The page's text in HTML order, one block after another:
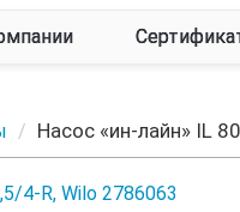
Насос «ин-лайн» IL